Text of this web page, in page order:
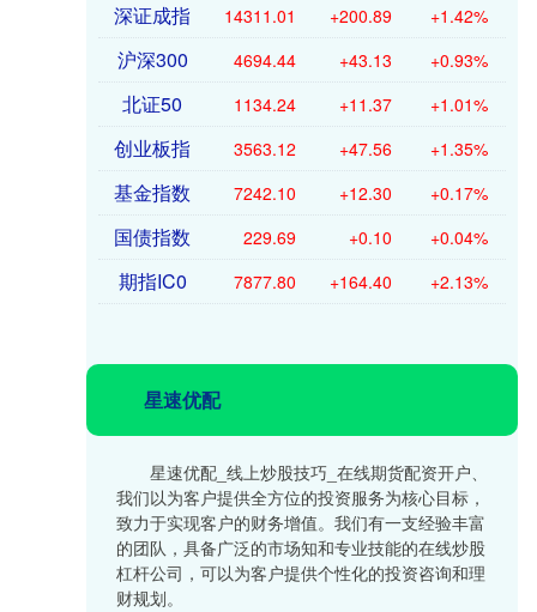
深证成指 14311.01 +200.89 +1.42%
沪深300 4694.44 +43.13 +0.93%
北证50 1134.24 +11.37 +1.01%
创业板指 3563.12 +47.56 +1.35%
基金指数 7242.10 +12.30 +0.17%
国债指数 229.69 +0.10 +0.04%
期指IC0 7877.80 +164.40 +2.13%
星速优配
星速优配_线上炒股技巧_在线期货配资开户、
我们以为客户提供全方位的投资服务为核心目标，
致力于实现客户的财务增值。我们有一支经验丰富
的团队，具备广泛的市场知和专业技能的在线炒股
杠杆公司，可以为客户提供个性化的投资咨询和理
财规划。